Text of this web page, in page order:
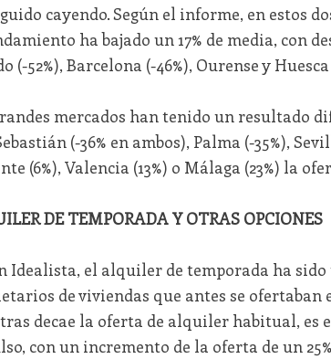
cayendo. Según el informe, en estos
ha bajado un 17% de media, con
(-52%), Barcelona (-46%), Ourense y
mercados han tenido un resultado
(-36% en ambos), Palma (-35%),
(6%), Valencia (13%) o Málaga (23%) la
DE TEMPORADA Y OTRAS OPCIONES
Idealista, el alquiler de temporada ha sido
de viviendas que antes se ofertaban
decae la oferta de alquiler habitual, es
con un incremento de la oferta de un